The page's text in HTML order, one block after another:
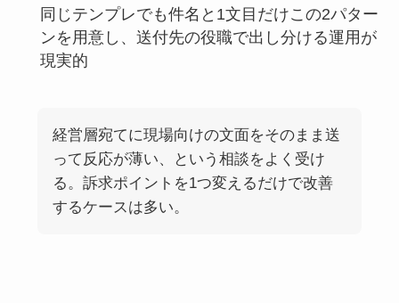
同じテンプレでも件名と1文目だけこの2パター
ンを用意し、送付先の役職で出し分ける運用が
現実的
経営層宛てに現場向けの文面をそのまま送
って反応が薄い、という相談をよく受け
る。訴求ポイントを1つ変えるだけで改善
するケースは多い。